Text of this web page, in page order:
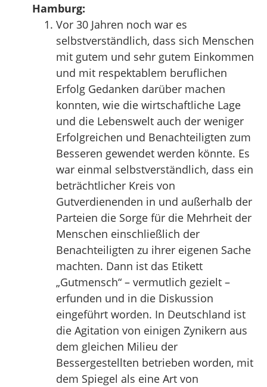
Hamburg:
Vor 30 Jahren noch war es
selbstverständlich, dass sich Menschen
mit gutem und sehr gutem Einkommen
und mit respektablem beruflichen
Erfolg Gedanken darüber machen
konnten, wie die wirtschaftliche Lage
und die Lebenswelt auch der weniger
Erfolgreichen und Benachteiligten zum
Besseren gewendet werden könnte. Es
war einmal selbstverständlich, dass ein
beträchtlicher Kreis von
Gutverdienenden in und außerhalb der
Parteien die Sorge für die Mehrheit der
Menschen einschließlich der
Benachteiligten zu ihrer eigenen Sache
machten. Dann ist das Etikett
„Gutmensch“ – vermutlich gezielt –
erfunden und in die Diskussion
eingeführt worden. In Deutschland ist
die Agitation von einigen Zynikern aus
dem gleichen Milieu der
Bessergestellten betrieben worden, mit
dem Spiegel als eine Art von